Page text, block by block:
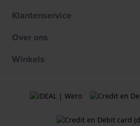
Klantenservice
Over ons
Winkels